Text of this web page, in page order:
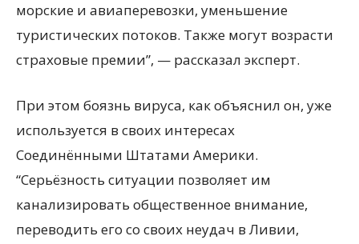
морские и авиаперевозки, уменьшение
туристических потоков. Также могут возрасти
страховые премии”, — рассказал эксперт.
При этом боязнь вируса, как объяснил он, уже
используется в своих интересах
Соединёнными Штатами Америки.
“Серьёзность ситуации позволяет им
канализировать общественное внимание,
переводить его со своих неудач в Ливии,